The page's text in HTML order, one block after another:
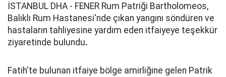
İSTANBUL DHA - FENER Rum Patriği Bartholomeos,
Balıklı Rum Hastanesi'nde çıkan yangını söndüren ve
hastaların tahliyesine yardım eden itfaiyeye teşekkür
ziyaretinde bulundu.
Fatih'te bulunan itfaiye bölge amirliğine gelen Patrik